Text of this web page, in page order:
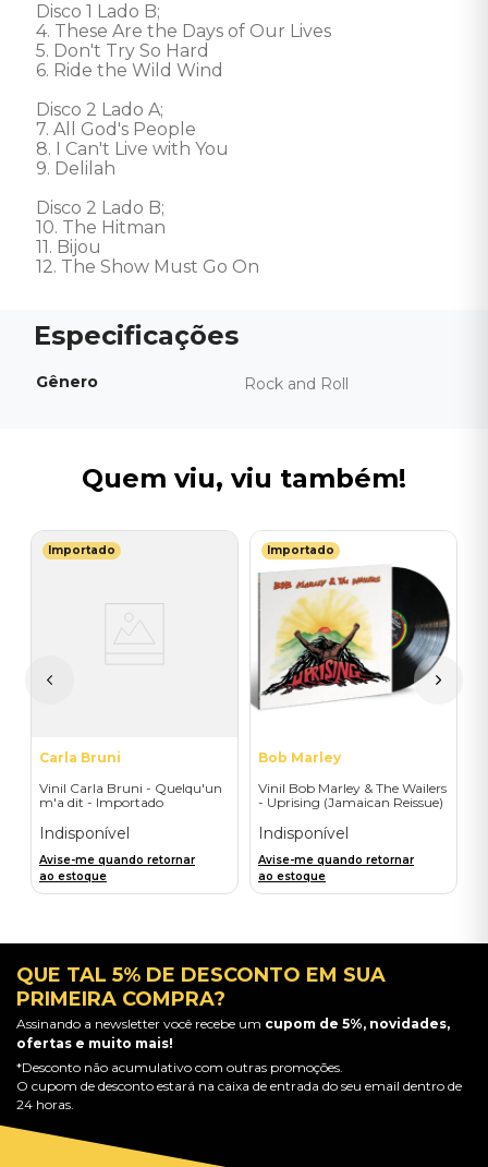
Disco 1 Lado B;
4. These Are the Days of Our Lives
5. Don't Try So Hard
6. Ride the Wild Wind
Disco 2 Lado A;
7. All God's People
8. I Can't Live with You
9. Delilah
Disco 2 Lado B;
10. The Hitman
11. Bijou
12. The Show Must Go On
Gênero Rock and Roll
Quem viu, viu também!
Importado
Carla Bruni
Vinil Carla Bruni - Quelqu'un
m'a dit - Importado
Indisponível
Avise-me quando retornar
ao estoque
Importado
Bob Marley
Vinil Bob Marley & The Wailers
- Uprising (Jamaican Reissue)
Indisponível
Avise-me quando retornar
ao estoque
QUE TAL 5% DE DESCONTO EM SUA
PRIMEIRA COMPRA?
Assinando a newsletter você recebe um cupom de 5%, novidades,
ofertas e muito mais!
*Desconto não acumulativo com outras promoções.
O cupom de desconto estará na caixa de entrada do seu email dentro de
24 horas.